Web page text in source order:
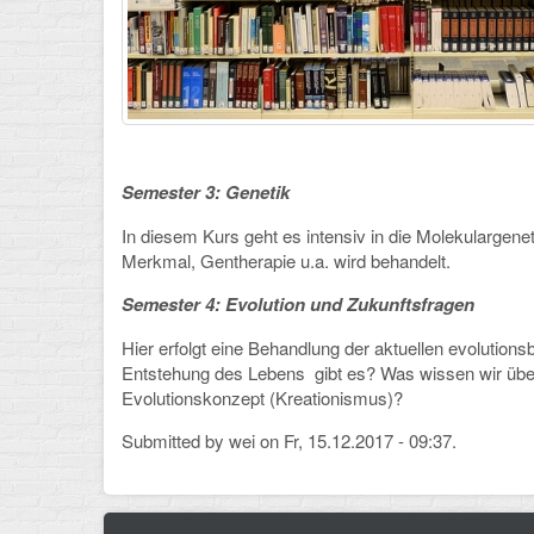
Semester 3: Genetik
In diesem Kurs geht es intensiv in die
Merkmal, Gentherapie u.a. wird behandelt.
Semester 4: Evolution und Zukunftsfragen
Hier erfolgt eine Behandlung der aktuellen
Entstehung des Lebens gibt es? Was wissen wir
Evolutionskonzept (Kreationismus)?
Submitted by weion Fr, 15.12.2017 - 09:37.